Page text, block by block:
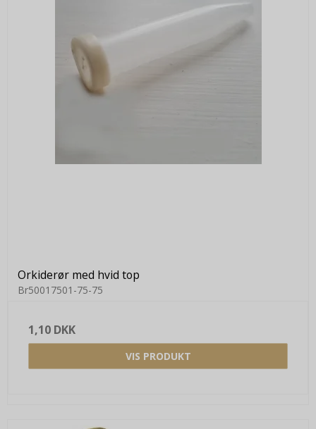
Orkiderør med hvid top
Br50017501-75-75
1,10 DKK
VIS PRODUKT